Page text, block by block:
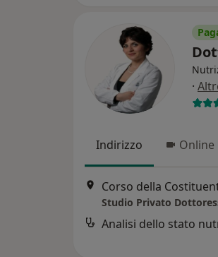
·
Indirizzo Online
Studio Privato
Analisi dello stato